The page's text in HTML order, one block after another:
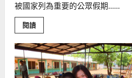
被國家列為重要的公眾假期......
閱讀Read
more
馬
來
西
亞
華